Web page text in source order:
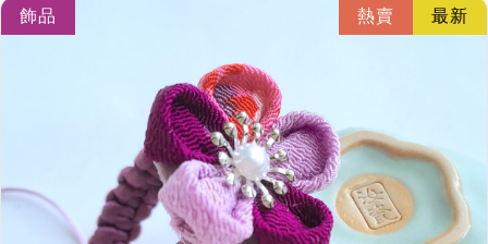
飾品 熱賣 最新
link